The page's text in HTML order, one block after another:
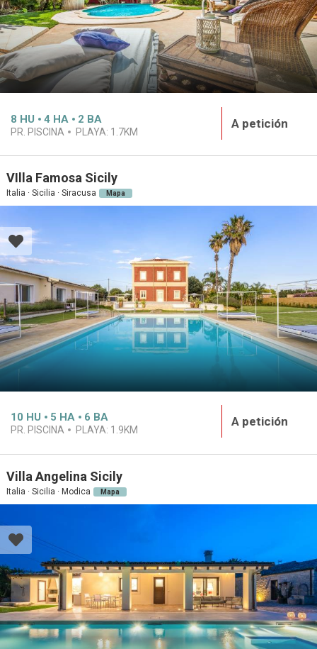
8 HU 4 HA 2 BA
PR. PISCINA PLAYA: 1.7KM
A petición
VIlla Famosa Sicily
Italia · Sicilia · Siracusa Mapa
10 HU 5 HA 6 BA
PR. PISCINA PLAYA: 1.9KM
A petición
Villa Angelina Sicily
Italia · Sicilia · Modica Mapa